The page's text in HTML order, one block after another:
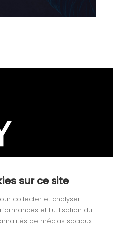
sur ce site
collecter et analyser
et l'utilisation du
de médias sociaux